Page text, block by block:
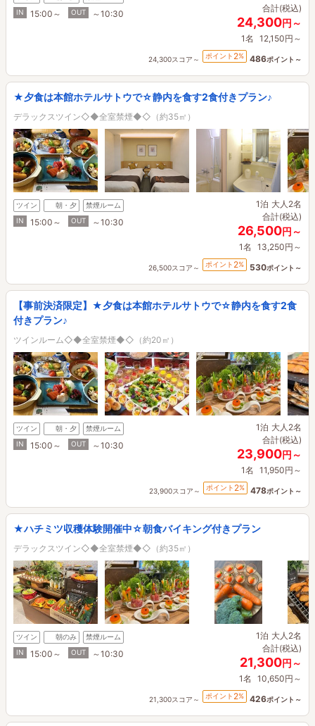
IN
15:00～ OUT ～10:30
合計(税込)
24,300円～
1名 12,150円～
24,300スコア～ ポイント 2% 486ポイント～
★夕食は本館ホテルサトウで☆静内を食す2食付きプラン♪
デラックスツイン◇◆全室禁煙◆◇（約35㎡）
ツイン 朝・夕
禁煙ルーム
IN
15:00～ OUT ～10:30
1泊 大人2名
合計(税込)
26,500円～
1名 13,250円～
26,500スコア～ ポイント 2% 530ポイント～
【事前決済限定】★夕食は本館ホテルサトウで☆静内を食す2食
付きプラン♪
ツインルーム◇◆全室禁煙◆◇（約20㎡）
ツイン 朝・夕
禁煙ルーム
IN
15:00～ OUT ～10:30
1泊 大人2名
合計(税込)
23,900円～
1名 11,950円～
23,900スコア～ ポイント 2% 478ポイント～
★ハチミツ収穫体験開催中☆朝食バイキング付きプラン
デラックスツイン◇◆全室禁煙◆◇（約35㎡）
ツイン 朝のみ
禁煙ルーム
IN
15:00～ OUT ～10:30
1泊 大人2名
合計(税込)
21,300円～
1名 10,650円～
21,300スコア～ ポイント 2% 426ポイント～